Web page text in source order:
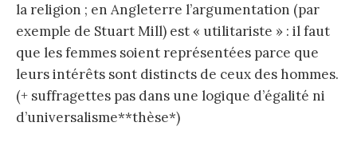
la religion ; en Angleterre l’argumentation (par
exemple de Stuart Mill) est « utilitariste » : il faut
que les femmes soient représentées parce que
leurs intérêts sont distincts de ceux des hommes.
(+ suffragettes pas dans une logique d’égalité ni
d’universalisme**thèse*)